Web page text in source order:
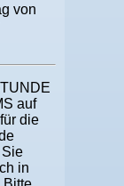
von
auf
die
Sie
in